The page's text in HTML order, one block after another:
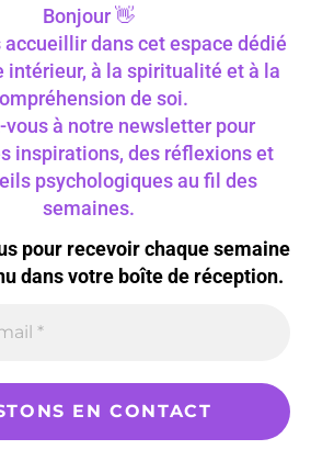
Bonjour 👋
accueillir dans cet espace dédié
intérieur, à la spiritualité et à la
de soi.
vous à notre newsletter pour
inspirations, des réflexions et
psychologiques au fil des
semaines.
pour recevoir chaque semaine
dans votre boîte de réception.